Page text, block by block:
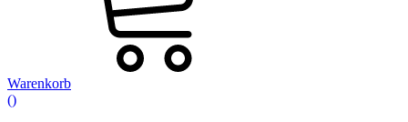
Warenkorb
()